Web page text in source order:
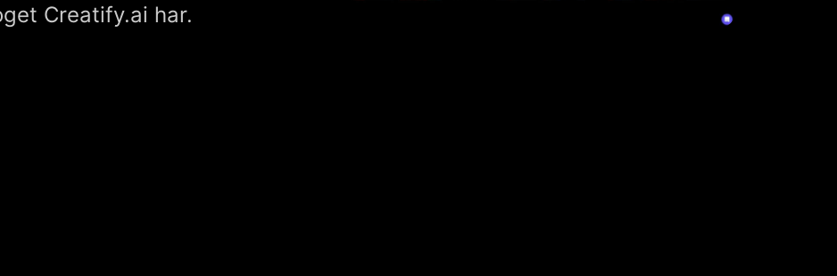
Creatify.ai har.